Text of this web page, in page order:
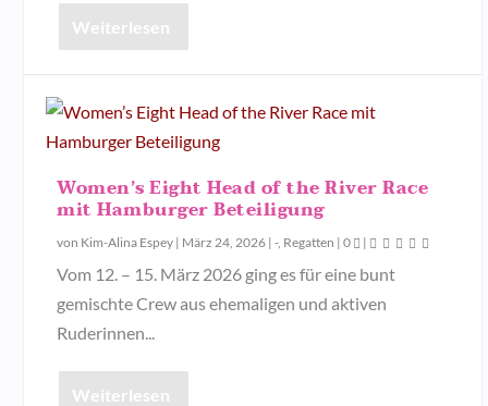
Weiterlesen
Women’s Eight Head of the River Race
mit Hamburger Beteiligung
von Kim-Alina Espey | März 24, 2026 |-, Regatten |0 |
Vom 12. – 15. März 2026 ging es für eine bunt
gemischte Crew aus ehemaligen und aktiven
Ruderinnen...
Weiterlesen